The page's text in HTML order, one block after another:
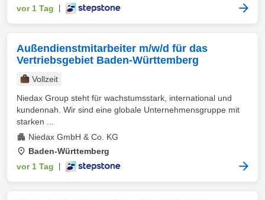
vor 1 Tag
Außendienstmitarbeiter m/w/d für das
Vertriebsgebiet Baden-Württemberg
Vollzeit
Niedax Group steht für wachstumsstark, international und
kundennah. Wir sind eine globale Unternehmensgruppe mit
starken ...
Niedax GmbH & Co. KG
Baden-Württemberg
vor 1 Tag